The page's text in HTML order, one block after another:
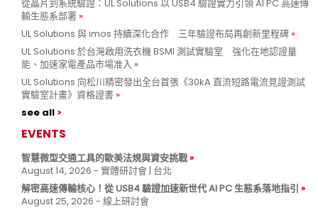
從晶片到系統驗證：UL Solutions 以 USB4 驗證實力引領 AI PC 高速傳
輸生態系部署
UL Solutions 與 imos 持續深化合作 三年驗證布局再創新里程碑
UL Solutions 於台灣啟用洗衣機 BSMI 測試實驗室 強化在地認證量
能、加速家電產品市場准入
UL Solutions 向松川精密發出全台首張《30kA 直流短路電流見證測試
實驗室計畫》資格證書
see all
EVENTS
智慧微型交通工具的歐美法規與資安挑戰
August 14, 2026 - 實體研討會 | 台北
解密高速傳輸核心！從 USB4 驗證加速新世代 AI PC 生態系落地指引
August 25, 2026 - 線上研討會